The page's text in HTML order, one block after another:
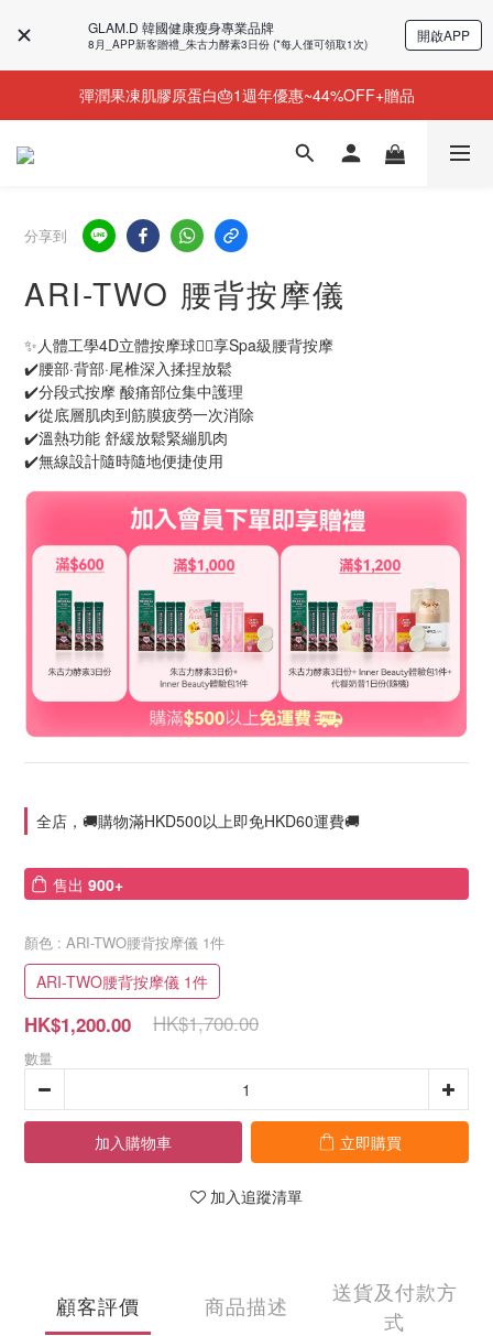
GLAM.D 韓國健康瘦身專業品牌
8月_APP新客贈禮_朱古力酵素3日份 (*每人僅可領取1次) 開啟APP
NEW💫ARI BOOTS 小腿足底按摩靴登場
今個夏天零糖輕鬆瘦⭐限時58%OFF＋贈品
彈潤果凍肌膠原蛋白🎂1週年優惠~44%OFF+贈品
NEW💫ARI BOOTS 小腿足底按摩靴登場
分享到
ARI-TWO 腰背按摩儀
✨人體工學4D立體按摩球💆‍♀️享Spa級腰背按摩
✔️腰部·背部·尾椎深入揉捏放鬆
✔️分段式按摩 酸痛部位集中護理
✔️從底層肌肉到筋膜疲勞一次消除
✔️溫熱功能 舒緩放鬆緊繃肌肉
✔️無線設計隨時隨地便捷使用
全店，🚚購物滿HKD500以上即免HKD60運費🚚
售出 900+
顏色 : ARI-TWO腰背按摩儀 1件
ARI-TWO腰背按摩儀 1件
HK$1,700.00
HK$1,200.00
數量
加入購物車 立即購買
加入追蹤清單
顧客評價 商品描述
送貨及付款方
式